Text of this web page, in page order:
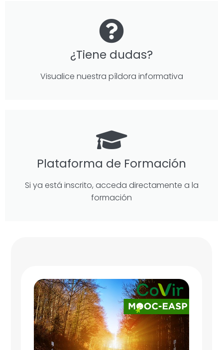
¿Tiene dudas?
Visualice nuestra píldora informativa
Plataforma de Formación
Si ya está inscrito, acceda directamente a la
formación